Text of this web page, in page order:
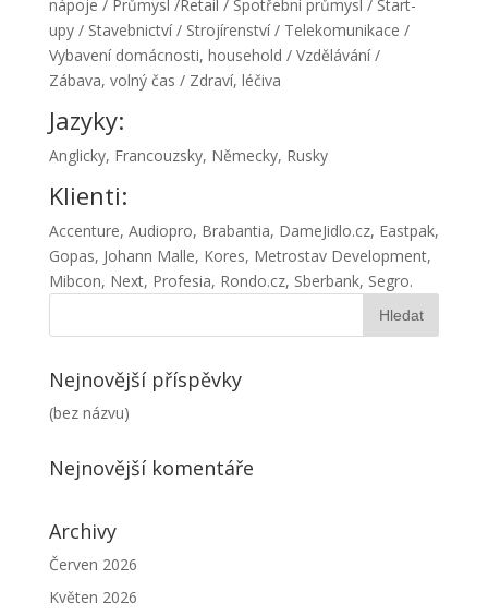
nápoje / Průmysl /Retail / Spotřební průmysl / Start-
upy / Stavebnictví / Strojírenství / Telekomunikace /
Vybavení domácnosti, household / Vzdělávání /
Zábava, volný čas / Zdraví, léčiva
Jazyky:
Anglicky, Francouzsky, Německy, Rusky
Klienti:
Accenture, Audiopro, Brabantia, DameJidlo.cz, Eastpak,
Gopas, Johann Malle, Kores, Metrostav Development,
Mibcon, Next, Profesia, Rondo.cz, Sberbank, Segro.
Nejnovější příspěvky
(bez názvu)
Nejnovější komentáře
Archivy
Červen 2026
Květen 2026